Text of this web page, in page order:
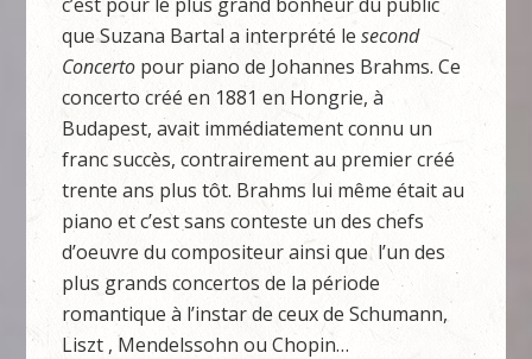
que Suzana Bartal a interprété lesecond
Concerto pour piano de Johannes Brahms. Ce
concerto créé en 1881 en Hongrie, à
Budapest, avait immédiatement connu un
franc succès, contrairement au premier créé
trente ans plus tôt. Brahms lui même était au
piano et c’est sans conteste un des chefs
d’oeuvre du compositeur ainsi que l’un des
plus grands concertos de la période
romantique à l’instar de ceux de Schumann,
Liszt , Mendelssohn ou Chopin…